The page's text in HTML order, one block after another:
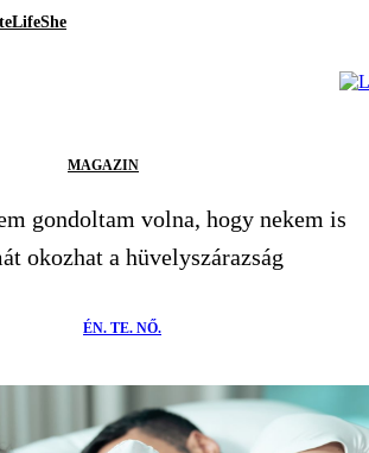
LifeShe
MAGAZIN
gondoltam volna, hogy nekem is
okozhat a hüvelyszárazság
ÉN. TE. NŐ.